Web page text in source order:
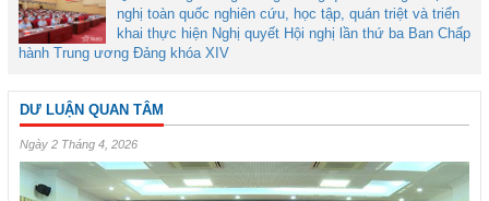
nghị toàn quốc nghiên cứu, học tập, quán triệt và triển
khai thực hiện Nghị quyết Hội nghị lần thứ ba Ban Chấp
hành Trung ương Đảng khóa XIV
DƯ LUẬN QUAN TÂM
Ngày 2 Tháng 4, 2026